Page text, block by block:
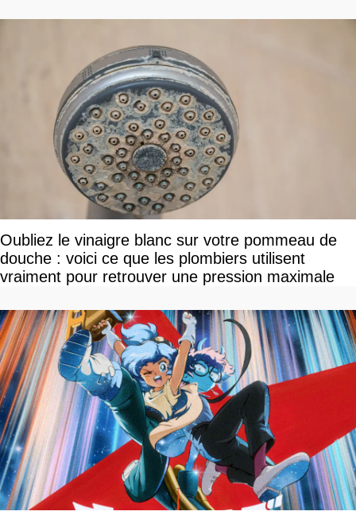
Oubliez le vinaigre blanc sur votre pommeau de
douche : voici ce que les plombiers utilisent
vraiment pour retrouver une pression maximale